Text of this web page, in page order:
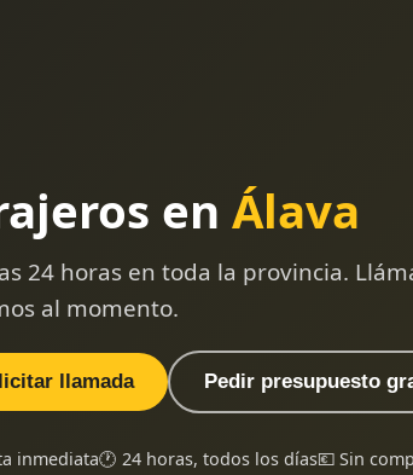
en Álava
24 horas en toda la provincia.
al momento.
llamada Pedir presupuesto
inmediata🕐 24 horas, todos los días💶 Sin